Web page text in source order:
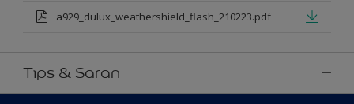
a929_dulux_weathershield_flash_210223.pdf
Tips & Saran